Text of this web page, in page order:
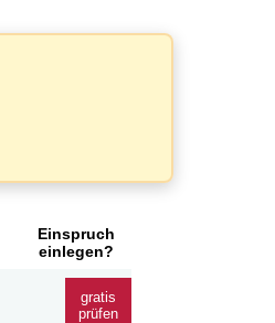
Einspruch
einlegen?
gratis
prüfen